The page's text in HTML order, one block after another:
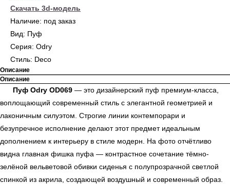
Скачать 3d-модель
Наличие: под заказ
Вид: Пуф
Серия: Odry
Стиль: Deco
Описание
Описание
Пуф Odry OD069 — это дизайнерский пуф премиум-класса,
воплощающий современный стиль с элегантной геометрией и
лаконичным силуэтом. Строгие линии контемпорари и
безупречное исполнение делают этот предмет идеальным
дополнением к интерьеру в стиле модерн. На фото отчётливо
видна главная фишка пуфа — контрастное сочетание тёмно-
зелёной вельветовой обивки сиденья с полупрозрачной светлой
спинкой из акрила, создающей воздушный и современный образ.